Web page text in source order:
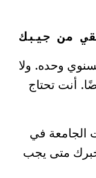
من جيبك
وحده. ولا
أنت تحتاج
الجامعة في
متى يجب